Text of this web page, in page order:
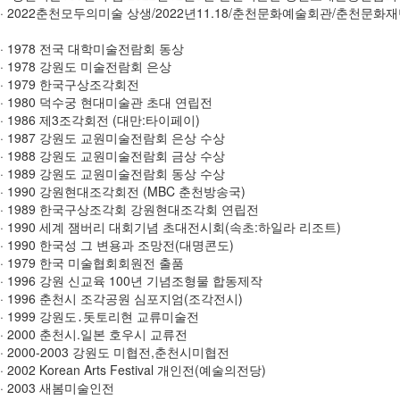
· 2022춘천모두의미술 상생/2022년11.18/춘천문화예술회관/춘천문화
· 1978 전국 대학미술전람회 동상
· 1978 강원도 미술전람회 은상
· 1979 한국구상조각회전
· 1980 덕수궁 현대미술관 초대 연립전
· 1986 제3조각회전 (대만:타이페이)
· 1987 강원도 교원미술전람회 은상 수상
· 1988 강원도 교원미술전람회 금상 수상
· 1989 강원도 교원미술전람회 동상 수상
· 1990 강원현대조각회전 (MBC 춘천방송국)
· 1989 한국구상조각회 강원현대조각회 연립전
· 1990 세계 잼버리 대회기념 초대전시회(속초:하일라 리조트)
· 1990 한국성 그 변용과 조망전(대명콘도)
· 1979 한국 미술협회회원전 출품
· 1996 강원 신교육 100년 기념조형물 합동제작
· 1996 춘천시 조각공원 심포지엄(조각전시)
· 1999 강원도․돗토리현 교류미술전
· 2000 춘천시.일본 호우시 교류전
· 2000-2003 강원도 미협전,춘천시미협전
· 2002 Korean Arts Festival 개인전(예술의전당)
· 2003 새봄미술인전